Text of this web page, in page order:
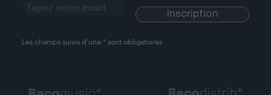
Les champs suivis d’une * sont obligatoires